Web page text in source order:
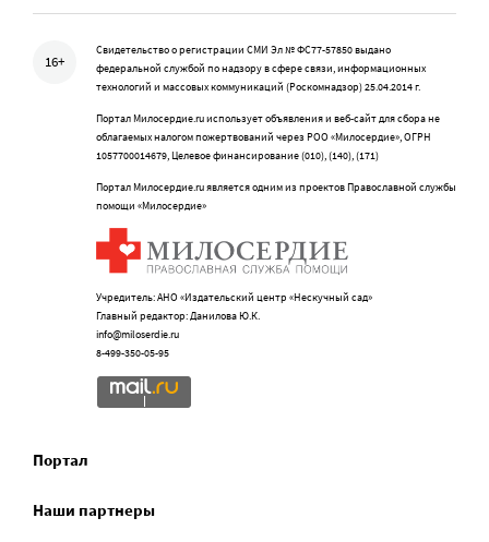
16+
Свидетельство о регистрации СМИ Эл № ФС77-57850 выдано
федеральной службой по надзору в сфере связи, информационных
технологий и массовых коммуникаций (Роскомнадзор) 25.04.2014 г.
Портал Милосердие.ru использует объявления и веб-сайт для сбора не
облагаемых налогом пожертвований через РОО «Милосердие», ОГРН
1057700014679, Целевое финансирование (010), (140), (171)
Портал Милосердие.ru является одним из проектов Православной службы
помощи «Милосердие»
Учредитель: АНО «Издательский центр «Нескучный сад»
Главный редактор: Данилова Ю.К.
info@miloserdie.ru
8-499-350-05-95
Портал
Наши партнеры